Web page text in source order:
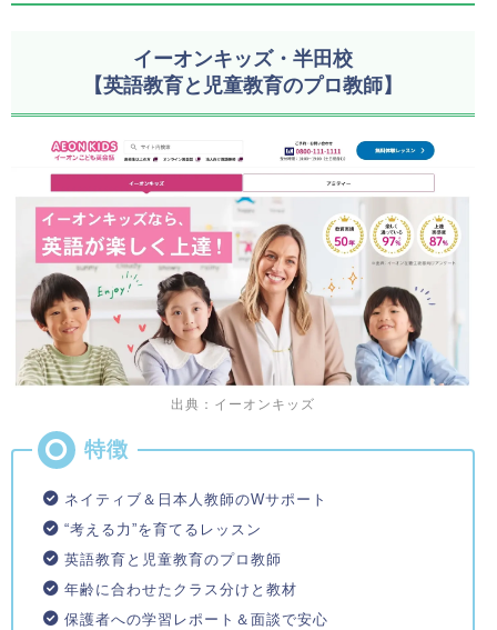
イーオンキッズ・半田校
【英語教育と児童教育のプロ教師】
出典：イーオンキッズ
ネイティブ＆日本人教師のWサポート
“考える力”を育てるレッスン
英語教育と児童教育のプロ教師
年齢に合わせたクラス分けと教材
保護者への学習レポート＆面談で安心